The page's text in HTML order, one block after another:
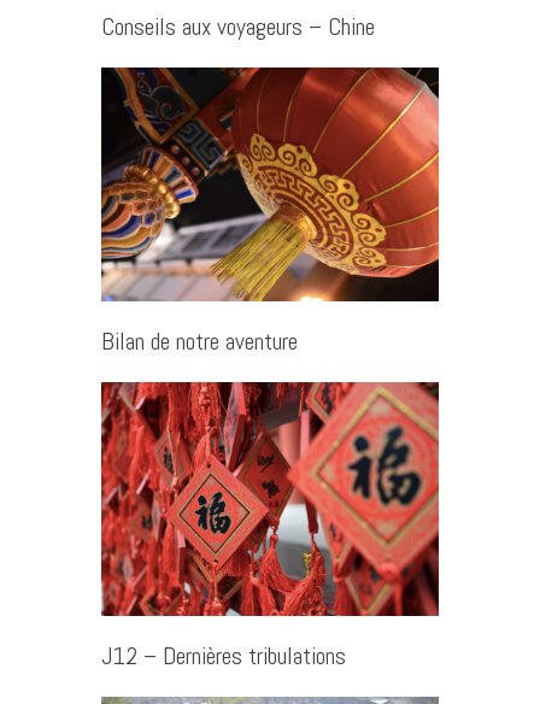
Conseils aux voyageurs – Chine
Bilan de notre aventure
J12 – Dernières tribulations